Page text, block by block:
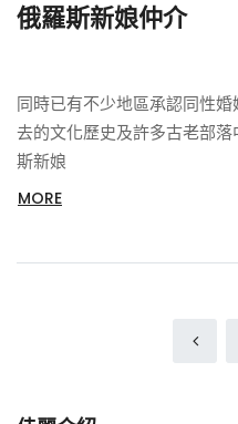
俄羅斯新娘仲介
同時已有不少地區承認同性
去的文化歷史及許多古老部
斯新娘
MORE